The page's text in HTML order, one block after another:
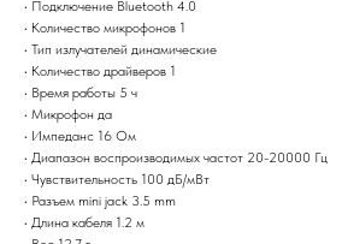
• Подключение Bluetooth 4.0
• Количество микрофонов 1
• Тип излучателей динамические
• Количество драйверов 1
• Время работы 5 ч
• Микрофон да
• Импеданс 16 Ом
• Диапазон воспроизводимых частот 20-20000 Гц
• Чувствительность 100 дБ/мВт
• Разъем mini jack 3.5 mm
• Длина кабеля 1.2 м